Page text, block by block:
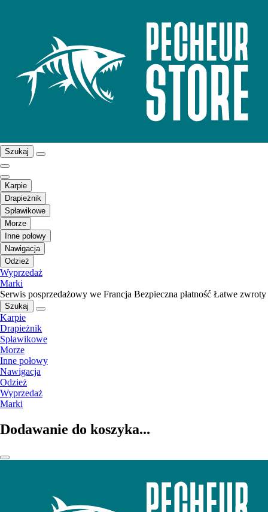
Szukaj
Karpie
Drapieżnik
Spławikowe
Morze
Inne połowy
Nawigacja
Odzież
Wyprzedaż
Marki
Serwis posprzedażowy we Francja Bezpieczna płatność Łatwe zwroty
Szukaj
Karpie
Drapieżnik
Spławikowe
Morze
Inne połowy
Nawigacja
Odzież
Wyprzedaż
Marki
Dodawanie do koszyka...